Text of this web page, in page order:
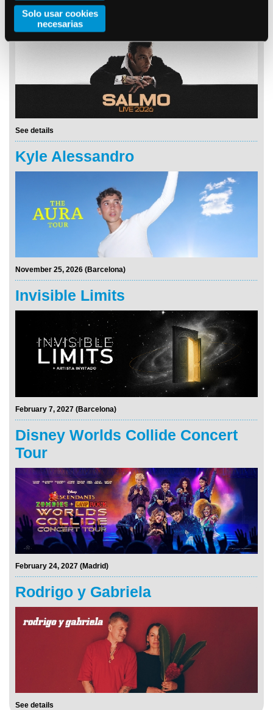
Solo usar cookies
necesarias
Salmo
See details
Kyle Alessandro
November 25, 2026 (Barcelona)
Invisible Limits
February 7, 2027 (Barcelona)
Disney Worlds Collide Concert
Tour
February 24, 2027 (Madrid)
Rodrigo y Gabriela
See details